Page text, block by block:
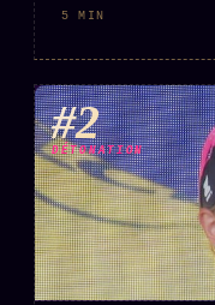
5 MIN
#2
DÉTONATION